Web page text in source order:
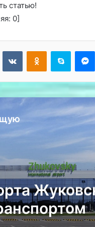
статью!
0]
ВконтактеОдноклассники
Skype